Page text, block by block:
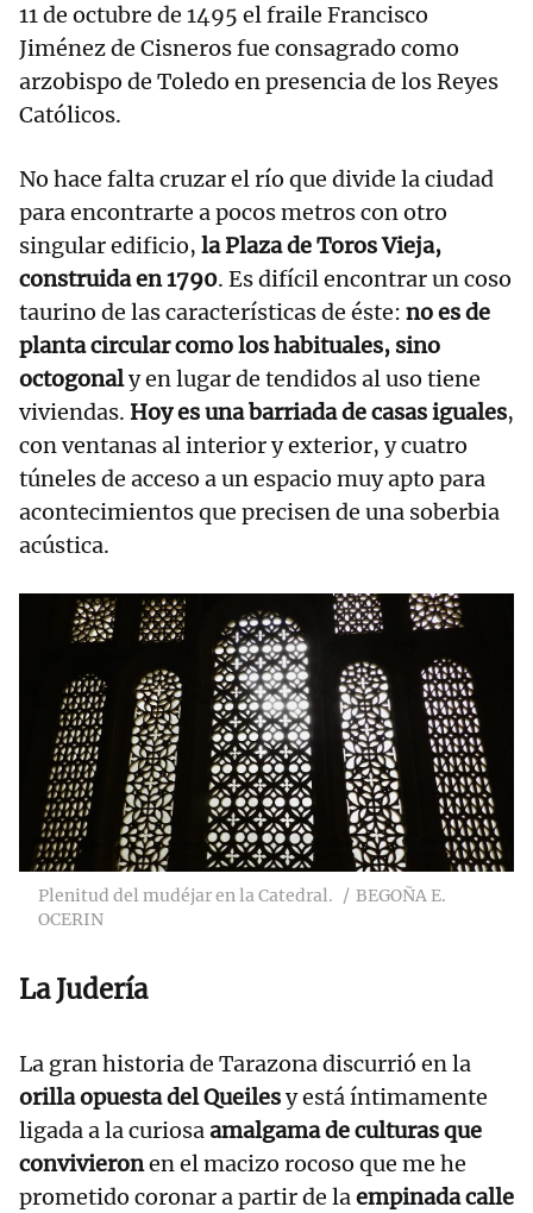
11 de octubre de 1495 el fraile Francisco
Jiménez de Cisneros fue consagrado como
arzobispo de Toledo en presencia de los Reyes
Católicos.
No hace falta cruzar el río que divide la ciudad
para encontrarte a pocos metros con otro
singular edificio, la Plaza de Toros Vieja,
construida en 1790. Es difícil encontrar un coso
taurino de las características de éste: no es de
planta circular como los habituales, sino
octogonaly en lugar de tendidos al uso tiene
viviendas. Hoy es una barriada de casas iguales,
con ventanas al interior y exterior, y cuatro
túneles de acceso a un espacio muy apto para
acontecimientos que precisen de una soberbia
acústica.
Plenitud del mudéjar en la Catedral.
BEGOÑA E.
OCERIN
La Judería
La gran historia de Tarazona discurrió en la
orilla opuesta del Queilesy está íntimamente
ligada a la curiosaamalgama de culturas que
convivieronen el macizo rocoso que me he
prometido coronar a partir de laempinada calle